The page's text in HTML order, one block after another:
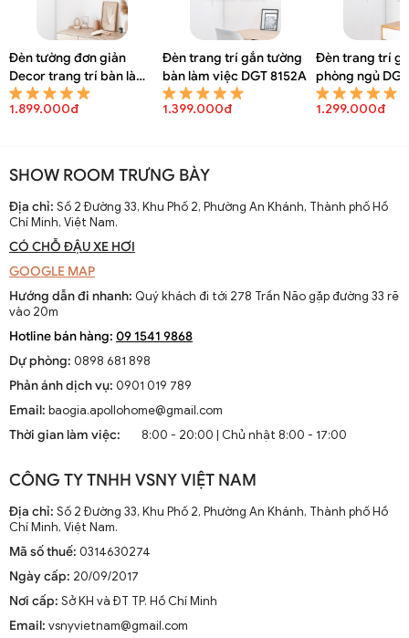
Đèn tường đơn giản
Decor trang trí bàn làm
việc DGT 8154A
1.899.000đ
Đèn trang trí gắn tường
bàn làm việc DGT 8152A
1.399.000đ
Đèn trang trí
phòng ngủ
1.299.000đ
SHOW ROOM TRƯNG BÀY
Địa chỉ: Số 2 Đường 33, Khu Phố 2, Phường An Khánh, Thành phố Hồ
Chí Minh, Việt Nam.
CÓ CHỖ ĐẬU XE HƠI
GOOGLE MAP
Hướng dẫn đi nhanh: Quý khách đi tới 278 Trần Não gặp đường 33 rẽ
vào 20m
Hotline bán hàng: 09 1541 9868
Dự phòng: 0898 681 898
Phản ánh dịch vụ: 0901 019 789
Email: baogia.apollohome@gmail.com
Thời gian làm việc:
8:00 - 20:00 | Chủ nhật 8:00 - 17:00
CÔNG TY TNHH VSNY VIỆT NAM
Địa chỉ: Số 2 Đường 33, Khu Phố 2, Phường An Khánh, Thành phố Hồ
Chí Minh, Việt Nam.
Mã số thuế: 0314630274
Ngày cấp: 20/09/2017
Nơi cấp: Sở KH và ĐT TP. Hồ Chí Minh
Email: vsnyvietnam@gmail.com